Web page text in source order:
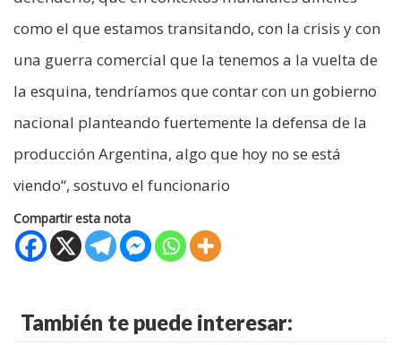
como el que estamos transitando, con la crisis y con
una guerra comercial que la tenemos a la vuelta de
la esquina, tendríamos que contar con un gobierno
nacional planteando fuertemente la defensa de la
producción Argentina, algo que hoy no se está
viendo“, sostuvo el funcionario
Compartir esta nota
También te puede interesar: